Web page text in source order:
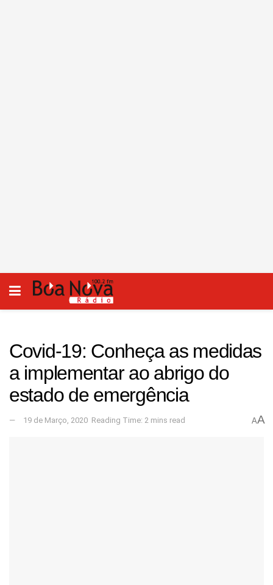
Covid-19: Conheça as medidas
a implementar ao abrigo do
estado de emergência
19 de Março, 2020 Reading Time: 2 mins read AA